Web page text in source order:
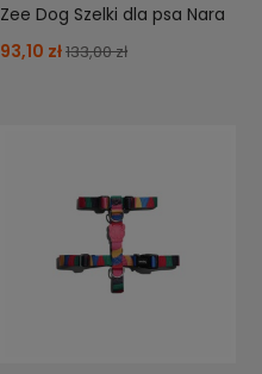
Zee Dog Szelki dla psa Nara
93,10 zł133,00 zł